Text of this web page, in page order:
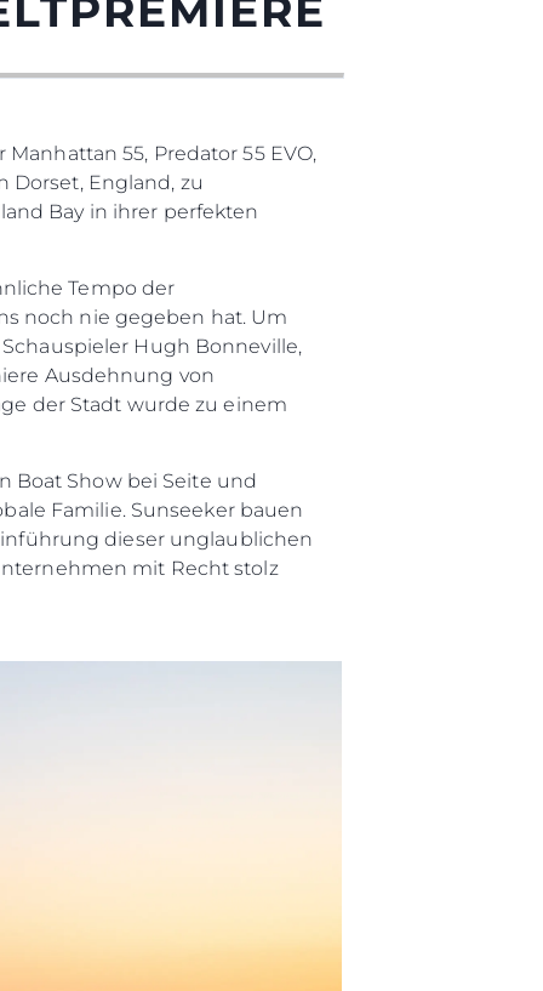
55, Predator 55 EVO,
Dorset, England, zu
Bay in ihrer perfekten
Tempo der
noch nie gegeben hat. Um
Hugh Bonneville,
Ausdehnung von
der Stadt wurde zu einem
Boat Show bei Seite und
Familie. Sunseeker bauen
dieser unglaublichen
mit Recht stolz